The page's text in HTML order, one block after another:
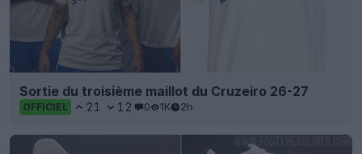
Sortie du troisième maillot du Cruzeiro 26-27
OFFICIEL 21 12 0 1K 2h